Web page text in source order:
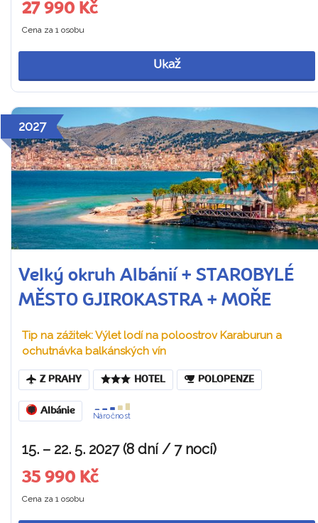
27 990 Kč
Cena za 1 osobu
Ukaž
2027
Velký okruh Albánií + STAROBYLÉ
MĚSTO GJIROKASTRA + MOŘE
Tip na zážitek: Výlet lodí na poloostrov Karaburun a
ochutnávka balkánských vín
Z PRAHY HOTEL POLOPENZE
Albánie
Náročnost
15. – 22. 5. 2027 (8 dní / 7 nocí)
35 990 Kč
Cena za 1 osobu